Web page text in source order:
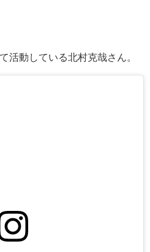
活動している北村克哉さん。